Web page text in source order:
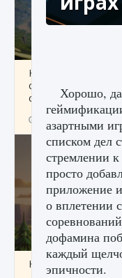
Как исправить
сохранение мира
сохранение
9 августа 2024
Как заработать
Хорошо,
азартными
списком дел
стремлении
просто
приложение
о вплетении
дофамина
каждый
эпичности.